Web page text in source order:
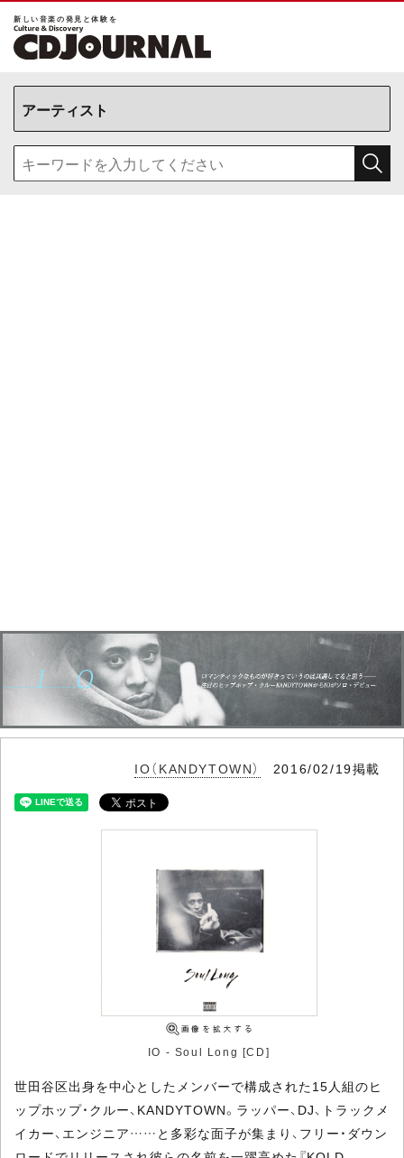
新しい⾳楽の発⾒と体験を
IO（KANDYTOWN） 2016/02/19掲載
IO - Soul Long [CD]
世田谷区出身を中心としたメンバーで構成された15人組のヒ
ップホップ・クルー、KANDYTOWN。ラッパー、DJ、トラックメ
イカー、エンジニア……と多彩な面子が集まり、フリー・ダウン